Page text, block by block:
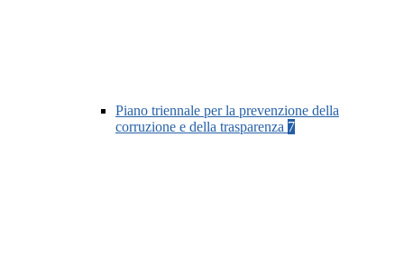
Piano triennale per la prevenzione della
corruzione e della trasparenza 7